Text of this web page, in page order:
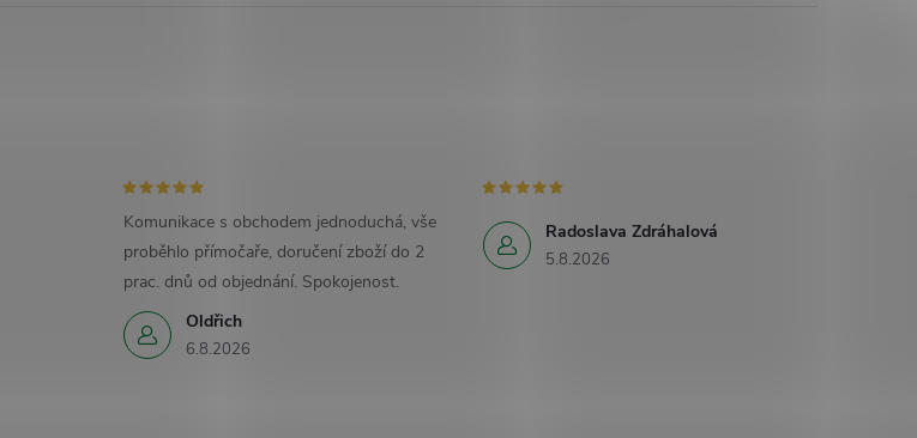
Oldřich
6.8.2026
Komunikace s obchodem jednoduchá, vše
proběhlo přímočaře, doručení zboží do 2
prac. dnů od objednání. Spokojenost.
Radoslava Zdráhalová
5.8.2026